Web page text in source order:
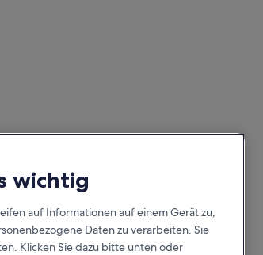
wichtig
auf Informationen auf einem Gerät zu,
Daten zu verarbeiten. Sie
Klicken Sie dazu bitte unten oder